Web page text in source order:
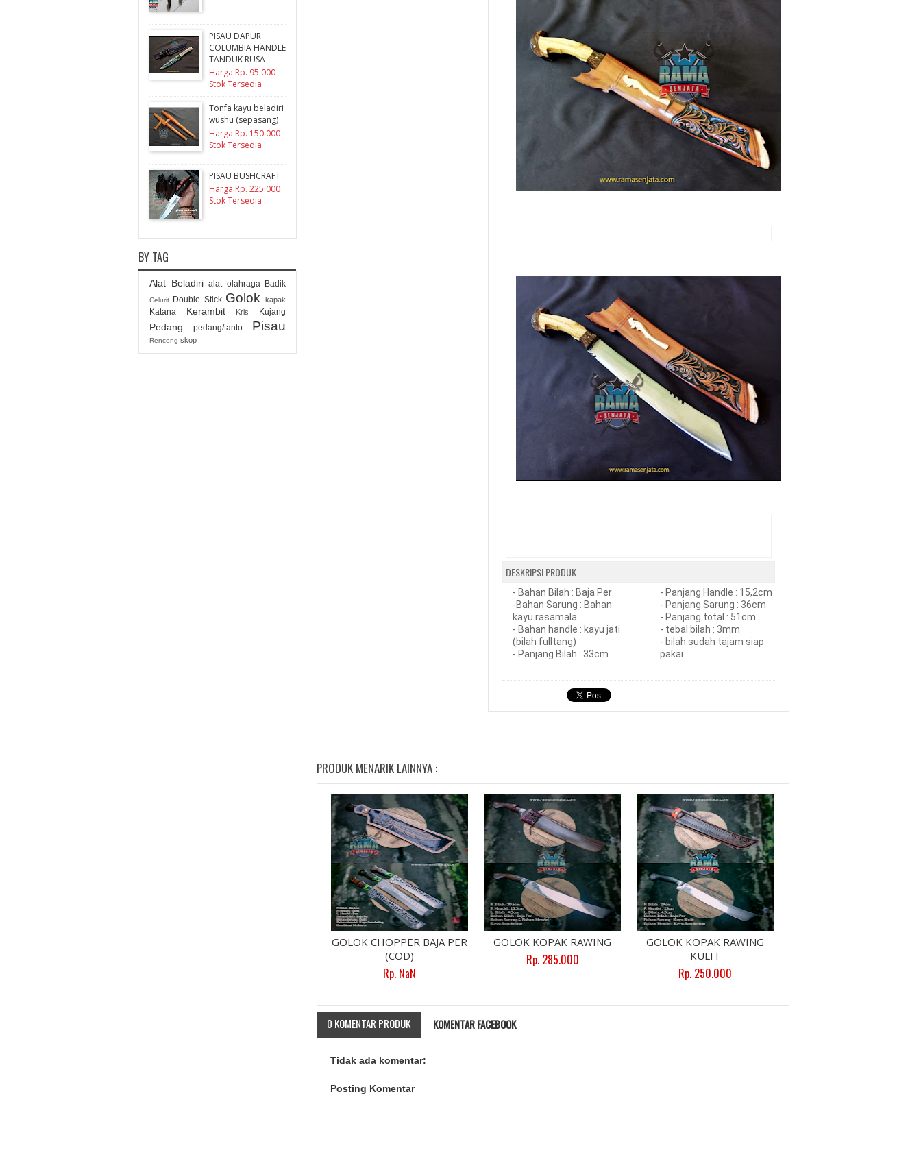
DESKRIPSI PRODUK
- Bahan Bilah : Baja Per
-Bahan Sarung : Bahan
kayu rasamala
- Bahan handle : kayu jati
(bilah fulltang)
- Panjang Bilah : 33cm
- Panjang Handle : 15,2cm
- Panjang Sarung : 36cm
- Panjang total : 51cm
- tebal bilah : 3mm
- bilah sudah tajam siap
pakai
PRODUK MENARIK LAINNYA :
GOLOK CHOPPER BAJA PER
(COD)
Rp. NaN
GOLOK KOPAK RAWING
Rp. 285.000
GOLOK KOPAK RAWING
KULIT
Rp. 250.000
0 KOMENTAR PRODUK KOMENTAR FACEBOOK
Tidak ada komentar:
Posting Komentar
PISAU DAPUR
COLUMBIA HANDLE
TANDUK RUSA
Harga Rp. 95.000
Stok Tersedia ...
Tonfa kayu beladiri
wushu (sepasang)
Harga Rp. 150.000
Stok Tersedia ...
PISAU BUSHCRAFT
Harga Rp. 225.000
Stok Tersedia ...
BY TAG
Alat Beladiri alat olahraga Badik
Celurit Double Stick Golok kapak
Katana Kerambit Kris Kujang
Pedang pedang/tanto Pisau
Rencong skop